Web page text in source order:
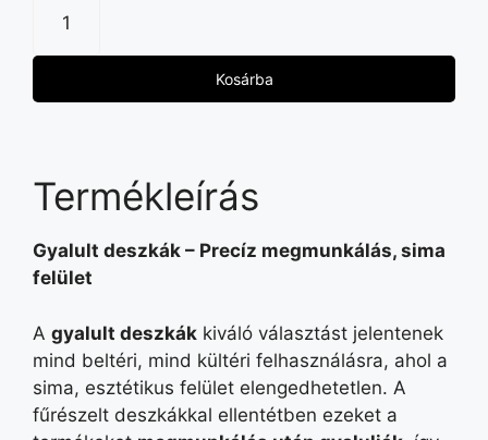
Kosárba
Termékleírás
Gyalult deszkák – Precíz megmunkálás, sima
felület
A gyalult deszkák kiváló választást jelentenek
mind beltéri, mind kültéri felhasználásra, ahol a
sima, esztétikus felület elengedhetetlen. A
fűrészelt deszkákkal ellentétben ezeket a